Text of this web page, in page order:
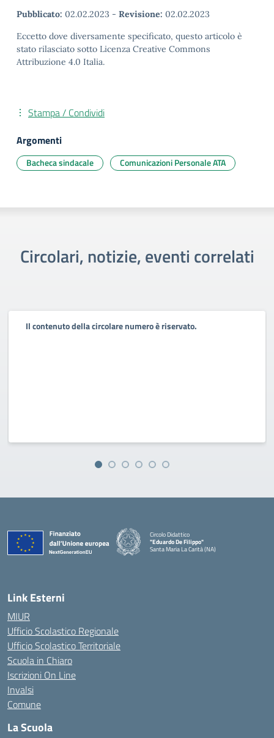
Pubblicato: 02.02.2023 - Revisione: 02.02.2023
Eccetto dove diversamente specificato, questo articolo è
stato rilasciato sotto Licenza Creative Commons
Attribuzione 4.0 Italia.
Stampa / Condividi
Argomenti
Bacheca sindacale Comunicazioni Personale ATA
Circolari, notizie, eventi correlati
Il contenuto della circolare numero è riservato.
Circolo Didattico
"Eduardo De Filippo"
Santa Maria La Carità (NA)
Link Esterni
MIUR
Ufficio Scolastico Regionale
Ufficio Scolastico Territoriale
Scuola in Chiaro
Iscrizioni On Line
Invalsi
Comune
La Scuola